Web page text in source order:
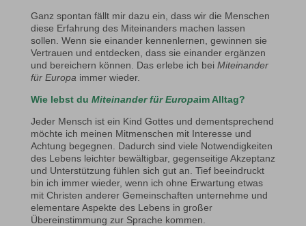
Ganz spontan fällt mir dazu ein, dass wir die Menschen
diese Erfahrung des Miteinanders machen lassen
sollen. Wenn sie einander kennenlernen, gewinnen sie
Vertrauen und entdecken, dass sie einander ergänzen
und bereichern können. Das erlebe ich bei Miteinander
für Europa immer wieder.
Wie lebst du Miteinander für Europaim Alltag?
Jeder Mensch ist ein Kind Gottes und dementsprechend
möchte ich meinen Mitmenschen mit Interesse und
Achtung begegnen. Dadurch sind viele Notwendigkeiten
des Lebens leichter bewältigbar, gegenseitige Akzeptanz
und Unterstützung fühlen sich gut an. Tief beeindruckt
bin ich immer wieder, wenn ich ohne Erwartung etwas
mit Christen anderer Gemeinschaften unternehme und
elementare Aspekte des Lebens in großer
Übereinstimmung zur Sprache kommen.